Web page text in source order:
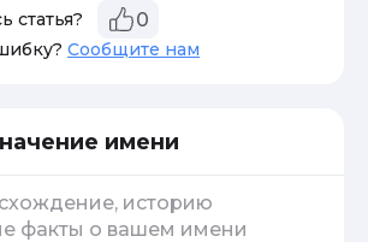
статья? 0
Сообщите нам
имени
историю
факты о вашем имени